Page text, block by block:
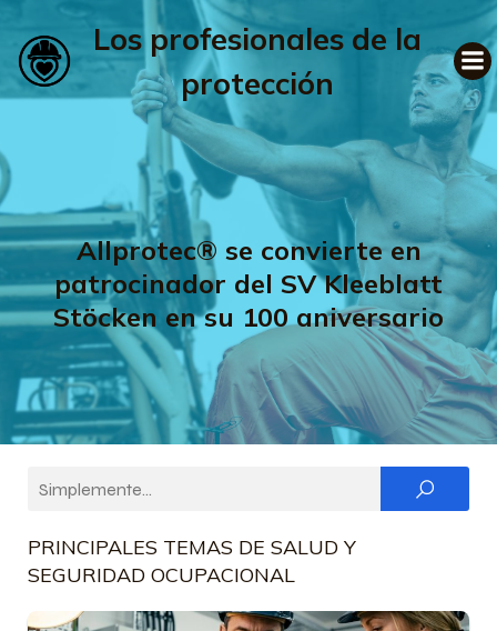
Los profesionales de la
protección
Allprotec® se convierte en
patrocinador del SV Kleeblatt
Stöcken en su 100 aniversario
PRINCIPALES TEMAS DE SALUD Y
SEGURIDAD OCUPACIONAL